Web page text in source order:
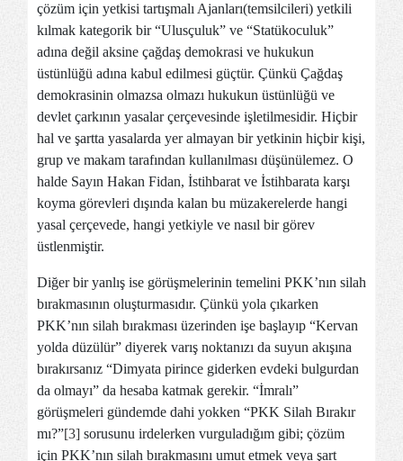
çözüm için yetkisi tartışmalı Ajanları(temsilcileri) yetkili
kılmak kategorik bir “Ulusçuluk” ve “Statükoculuk”
adına değil aksine çağdaş demokrasi ve hukukun
üstünlüğü adına kabul edilmesi güçtür. Çünkü Çağdaş
demokrasinin olmazsa olmazı hukukun üstünlüğü ve
devlet çarkının yasalar çerçevesinde işletilmesidir. Hiçbir
hal ve şartta yasalarda yer almayan bir yetkinin hiçbir kişi,
grup ve makam tarafından kullanılması düşünülemez. O
halde Sayın Hakan Fidan, İstihbarat ve İstihbarata karşı
koyma görevleri dışında kalan bu müzakerelerde hangi
yasal çerçevede, hangi yetkiyle ve nasıl bir görev
üstlenmiştir.
Diğer bir yanlış ise görüşmelerinin temelini PKK’nın silah
bırakmasının oluşturmasıdır. Çünkü yola çıkarken
PKK’nın silah bırakması üzerinden işe başlayıp “Kervan
yolda düzülür” diyerek varış noktanızı da suyun akışına
bırakırsanız “Dimyata pirince giderken evdeki bulgurdan
da olmayı” da hesaba katmak gerekir. “İmralı”
görüşmeleri gündemde dahi yokken “PKK Silah Bırakır
mı?”[3] sorusunu irdelerken vurguladığım gibi; çözüm
için PKK’nın silah bırakmasını umut etmek veya şart